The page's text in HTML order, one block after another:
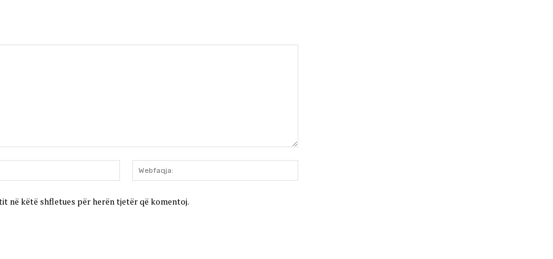
Email:*
në këtë shfletues për herën tjetër që komentoj.